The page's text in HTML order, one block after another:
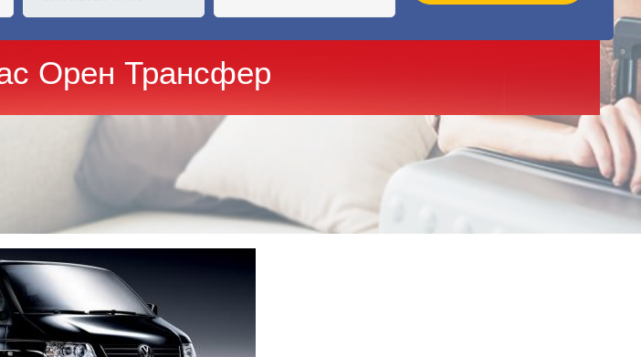
Орен Трансфер